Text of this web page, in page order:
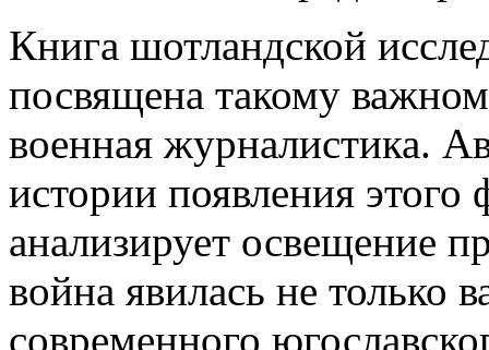
Книга шотландской
посвящена такому
военная журналистика.
истории появления
анализирует освещение
война явилась не только
современного